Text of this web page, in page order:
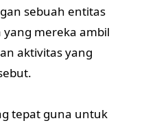
sebuah entitas
mereka ambil
aktivitas yang
tepat guna untuk